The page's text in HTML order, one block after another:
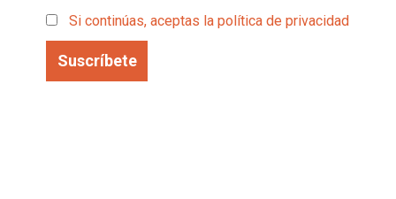
Si continúas, aceptas la política de privacidad